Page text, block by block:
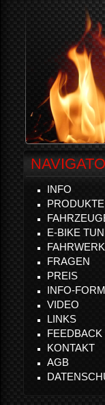
INFO
PRODUKTE
E-BIKE
FAHRWERK
FRAGEN
PREIS
INFO-
VIDEO
LINKS
FEEDBACK
KONTAKT
AGB